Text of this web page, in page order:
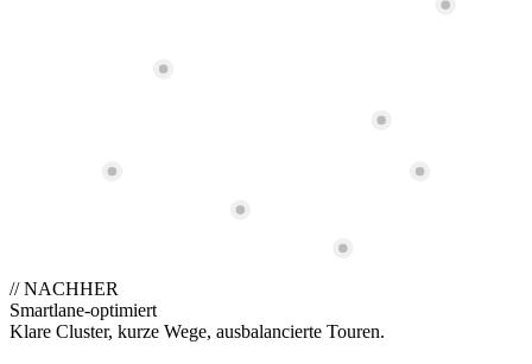
//NACHHER
Smartlane-optimiert
Klare Cluster, kurze Wege, ausbalancierte Touren.